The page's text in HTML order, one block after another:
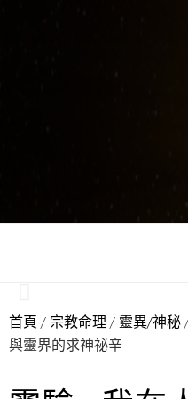
首頁 / 宗教命理 / 靈異/神秘
與靈界的求神祕辛